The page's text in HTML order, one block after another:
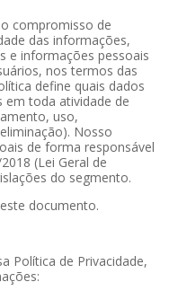
compromisso de
das informações,
e informações pessoais
nos termos das
define quais dados
toda atividade de
uso,
Nosso
de forma responsável
(Lei Geral de
do segmento.
documento.
Política de Privacidade,